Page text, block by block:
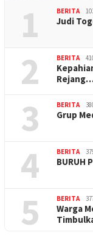
1 BERITA
Judi
2 BERITA
3 BERITA
Grup
4 BERITA
BURUH
5 BERITA
Warga